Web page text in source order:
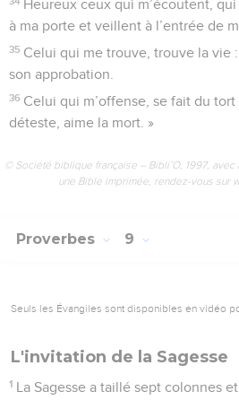
Heureux ceux qui m’écoutent,
à ma porte et veillent à l’entrée de
35 Celui qui me trouve, trouve la vie
son approbation.
36 Celui qui m’offense, se fait du
déteste, aime la mort. »
© Société biblique française – Bibli’O, 1997,
une Bible imprimée, rendez-vous sur
Proverbes 9
Seuls les Évangiles sont disponibles en vidéo
L'invitation de la Sagesse
1 La Sagesse a taillé sept colonnes